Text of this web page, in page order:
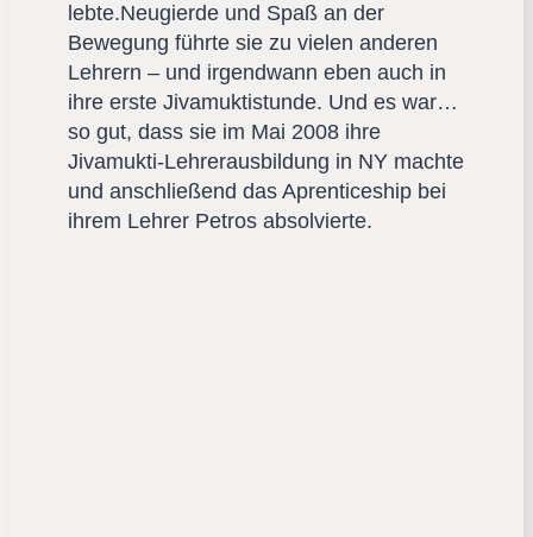
lebte.Neugierde und Spaß an der
Bewegung führte sie zu vielen anderen
Lehrern – und irgendwann eben auch in
ihre erste Jivamuktistunde. Und es war…
so gut, dass sie im Mai 2008 ihre
Jivamukti-Lehrerausbildung in NY machte
und anschließend das Aprenticeship bei
ihrem Lehrer Petros absolvierte.